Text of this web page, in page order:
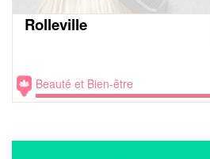
Rolleville
Beauté et Bien-être